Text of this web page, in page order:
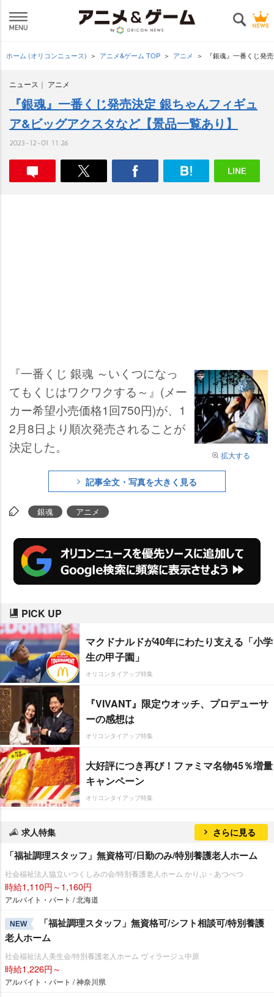
ホーム (オリコンニュース) アニメ&ゲーム TOP アニメ 『銀魂』一番くじ発
ニュース アニメ
『銀魂』一番くじ発売決定 銀ちゃんフィギュ
ア&ビッグアクスタなど【景品一覧あり】
2023-12-01 11:26
拡大する
『一番くじ 銀魂 ～いくつになっ
てもくじはワクワクする～』(メー
カー希望小売価格1回750円)が、1
2月8日より順次発売されることが
決定した。
記事全文・写真を大きく見る
銀魂 アニメ
PICK UP
マクドナルドが40年にわたり支える「小学
生の甲子園」
オリコンタイアップ特集
『VIVANT』限定ウオッチ、プロデューサ
ーの感想は
オリコンタイアップ特集
大好評につき再び！ファミマ名物45％増量
キャンペーン
オリコンタイアップ特集
求人特集 さらに見る
「福祉調理スタッフ」無資格可/日勤のみ/特別養護老人ホーム
社会福祉法人協立いつくしみの会/特別養護老人ホーム かりぷ・あつべつ
時給1,110円～1,160円
アルバイト・パート / 北海道
NEW
「福祉調理スタッフ」無資格可/シフト相談可/特別養護
老人ホーム
社会福祉法人美生会/特別養護老人ホーム ヴィラージュ中原
時給1,226円～
アルバイト・パート / 神奈川県